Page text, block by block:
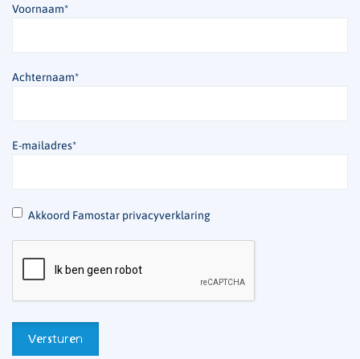
Voornaam*
Achternaam*
E-mailadres*
* Akkoord Famostar privacyverklaring